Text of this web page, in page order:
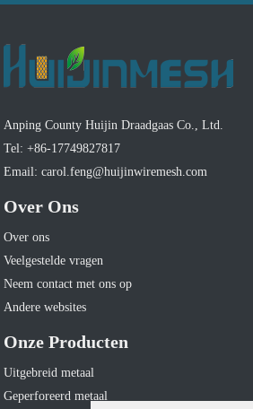
Anping County Huijin Draadgaas Co., Ltd.
Tel: +86-17749827817
Email: carol.feng@huijinwiremesh.com
Over Ons
Over ons
Veelgestelde vragen
Neem contact met ons op
Andere websites
Onze Producten
Uitgebreid metaal
Geperforeerd metaal